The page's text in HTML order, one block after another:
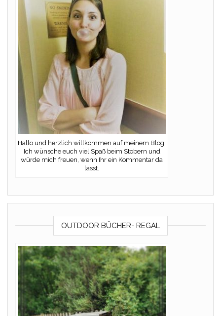
Hallo und herzlich willkommen auf meinem Blog.
Ich wünsche euch viel Spaß beim Stöbern und
würde mich freuen, wenn Ihr ein Kommentar da
lasst.
OUTDOOR BÜCHER- REGAL